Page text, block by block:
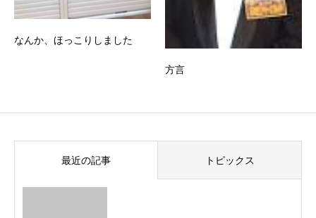
なんか、ほっこりしました
方言
最近の記事 トピックス